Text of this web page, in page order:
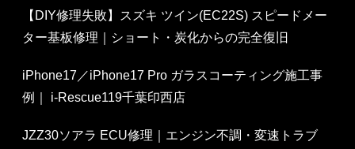
【DIY修理失敗】スズキ ツイン(EC22S) スピードメー
ター基板修理｜ショート・炭化からの完全復旧
iPhone17／iPhone17 Pro ガラスコーティング施工事
例｜ i-Rescue119千葉印西店
JZZ30ソアラ ECU修理｜エンジン不調・変速トラブ